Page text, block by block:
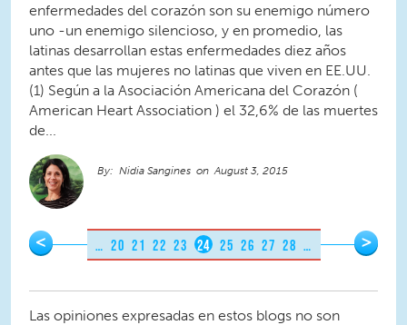
enfermedades del corazón son su enemigo número
uno -un enemigo silencioso, y en promedio, las
latinas desarrollan estas enfermedades diez años
antes que las mujeres no latinas que viven en EE.UU.
(1) Según a la Asociación Americana del Corazón (
American Heart Association ) el 32,6% de las muertes
de...
Nidia Sangines August 3, 2015
Pages
< … 20 21 22 23 24 25 26 27 28 … >
Las opiniones expresadas en estos blogs no son